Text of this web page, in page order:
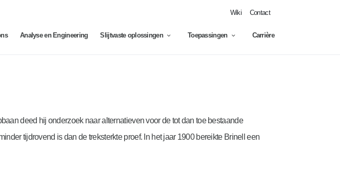
Wiki Contact
Analyse en Engineering Slijtvaste oplossingen Toepassingen Carrière
deed hij onderzoek naar alternatieven voor de tot dan toe bestaande
tijdrovend is dan de treksterkte proef. In het jaar 1900 bereikte Brinell een